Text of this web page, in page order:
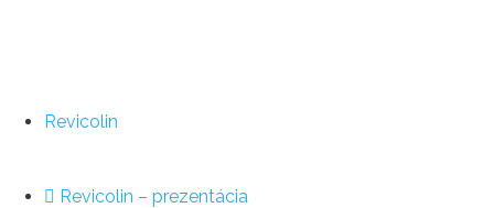
Revicolin
Revicolin – prezentácia